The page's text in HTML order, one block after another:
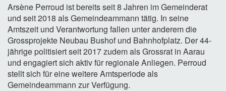
Arsène Perroud ist bereits seit 8 Jahren im Gemeinderat
und seit 2018 als Gemeindeammann tätig. In seine
Amtszeit und Verantwortung fallen unter anderem die
Grossprojekte Neubau Bushof und Bahnhofplatz. Der 44-
jährige politisiert seit 2017 zudem als Grossrat in Aarau
und engagiert sich aktiv für regionale Anliegen. Perroud
stellt sich für eine weitere Amtsperiode als
Gemeindeammann zur Verfügung.